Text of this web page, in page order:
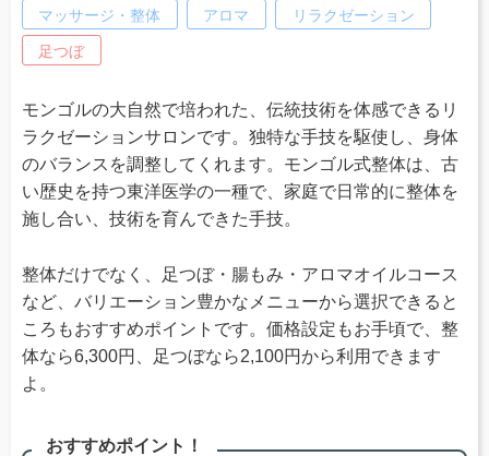
マッサージ・整体 アロマ リラクゼーション
足つぼ
モンゴルの大自然で培われた、伝統技術を体感できるリ
ラクゼーションサロンです。独特な手技を駆使し、身体
のバランスを調整してくれます。モンゴル式整体は、古
い歴史を持つ東洋医学の一種で、家庭で日常的に整体を
施し合い、技術を育んできた手技。
整体だけでなく、足つぼ・腸もみ・アロマオイルコース
など、バリエーション豊かなメニューから選択できると
ころもおすすめポイントです。価格設定もお手頃で、整
体なら6,300円、足つぼなら2,100円から利用できます
よ。
おすすめポイント！